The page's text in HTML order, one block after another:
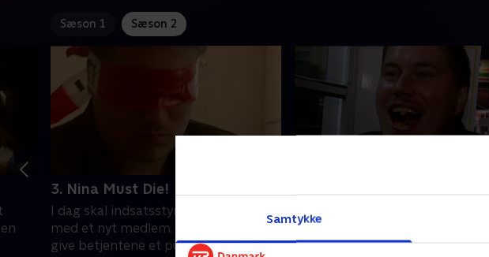
Samtykke
Sæson 1 Sæson 2
3. Nina Must Die!
I dag skal indsatsstyrken forstærkes
med et nyt medlem. Bjarne vil gerne
give betjentene et pusterum og en
Det er en sorgens dag i
indsatsstyrken, da en nær ven og
kollega er omkommet, men midt